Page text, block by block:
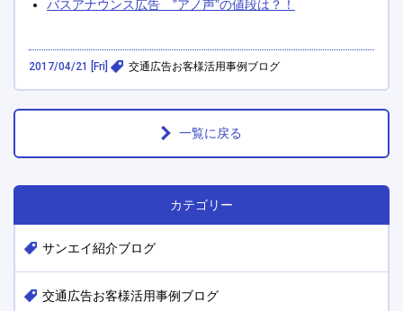
バスアナウンス広告 ”アノ声”の値段は？！
2017/04/21 [Fri] 交通広告お客様活用事例ブログ
一覧に戻る
カテゴリー
サンエイ紹介ブログ
交通広告お客様活用事例ブログ